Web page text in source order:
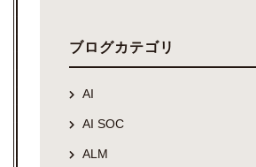
ブログカテゴリ
AI
AI SOC
ALM